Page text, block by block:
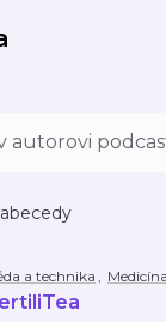
a technika, Medicína